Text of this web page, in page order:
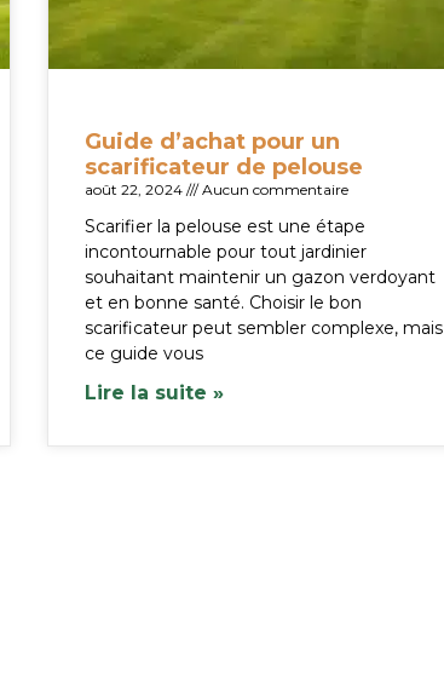
Guide d’achat pour un
scarificateur de pelouse
août 22, 2024 Aucun commentaire
Scarifier la pelouse est une étape
incontournable pour tout jardinier
souhaitant maintenir un gazon verdoyant
et en bonne santé. Choisir le bon
scarificateur peut sembler complexe, mais
ce guide vous
Lire la suite »